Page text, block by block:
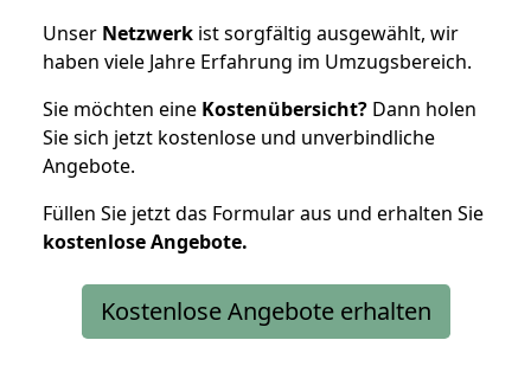
Unser Netzwerk ist sorgfältig ausgewählt, wir
haben viele Jahre Erfahrung im Umzugsbereich.
Sie möchten eine Kostenübersicht? Dann holen
Sie sich jetzt kostenlose und unverbindliche
Angebote.
Füllen Sie jetzt das Formular aus und erhalten Sie
kostenloseAngebote.
Kostenlose Angebote erhalten